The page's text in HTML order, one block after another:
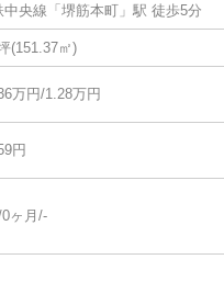
中央線 「堺筋本町 」駅 徒歩5分
(151.37㎡)
万円/1.28万円
円
ヶ月/-